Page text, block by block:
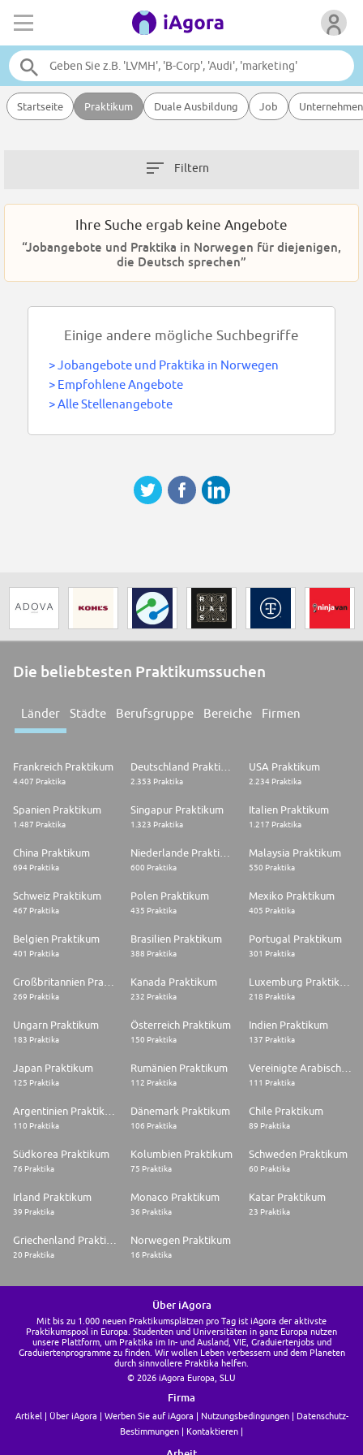
Startseite Praktikum Duale Ausbildung Job Unternehmen
Filtern
Ihre Suche ergab keine Angebote
“Jobangebote und Praktika in Norwegen für diejenigen,
die Deutsch sprechen”
Einige andere mögliche Suchbegriffe
>Jobangebote und Praktika in Norwegen
> Empfohlene Angebote
>Alle Stellenangebote
Die beliebtesten Praktikumssuchen
Länder Städte Berufsgruppe Bereiche Firmen
Frankreich Praktikum
4.407 Praktika 2.353 Praktika
USA Praktikum
2.234 Praktika
Spanien Praktikum
1.487 Praktika
Singapur Praktikum
1.323 Praktika
Italien Praktikum
1.217 Praktika
China Praktikum
694 Praktika 600 Praktika
Malaysia Praktikum
550 Praktika
Schweiz Praktikum
467 Praktika
Polen Praktikum
435 Praktika
Mexiko Praktikum
405 Praktika
Belgien Praktikum
401 Praktika
Brasilien Praktikum
388 Praktika
Portugal Praktikum
301 Praktika
269 Praktika
Kanada Praktikum
232 Praktika 218 Praktika
Ungarn Praktikum
183 Praktika
Österreich Praktikum
150 Praktika
Indien Praktikum
137 Praktika
Japan Praktikum
125 Praktika
Rumänien Praktikum
112 Praktika
Vereinigte Arabische Emirate Praktikum
111 Praktika
110 Praktika
Dänemark Praktikum
106 Praktika
Chile Praktikum
89 Praktika
Südkorea Praktikum
76 Praktika
Kolumbien Praktikum
75 Praktika
Schweden Praktikum
60 Praktika
Irland Praktikum
39 Praktika
Monaco Praktikum
36 Praktika
Katar Praktikum
23 Praktika
20 Praktika
Norwegen Praktikum
16 Praktika
Über iAgora
Mit bis zu 1.000 neuen Praktikumsplätzen pro Tag ist iAgora der aktivste
Praktikumspool in Europa. Studenten und Universitäten in ganz Europa nutzen
unsere Plattform, um Praktika im In- und Ausland, VIE, Graduiertenjobs und
Graduiertenprogramme zu finden. Wir wollen Leben verbessern und dem Planeten
durch sinnvollere Praktika helfen.
© 2026 iAgora Europa, SLU
Firma
Artikel Über iAgora Werben Sie auf iAgora Nutzungsbedingungen
Datenschutz-
Bestimmungen
Kontaktieren